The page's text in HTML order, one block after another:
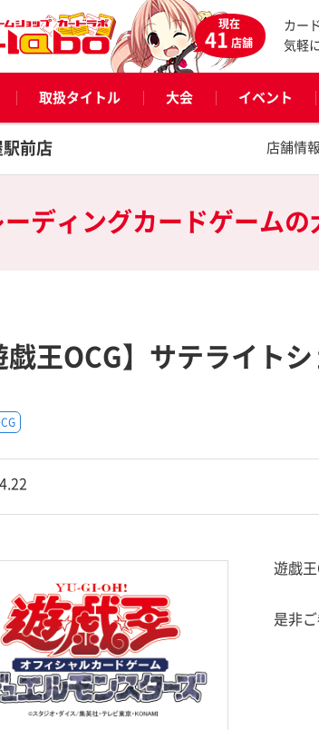
現在
41店舗
カー
気軽
取扱タイトル 大会 イベント
前店 店舗情報
ーディングカードゲームの
戯王OCG】サテライト
遊戯
是非